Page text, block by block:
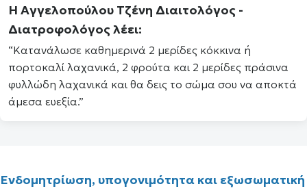
Η Αγγελοπούλου Τζένη Διαιτολόγος -
Διατροφολόγος λέει:
“Κατανάλωσε καθημερινά 2 μερίδες κόκκινα ή
πορτοκαλί λαχανικά, 2 φρούτα και 2 μερίδες πράσινα
φυλλώδη λαχανικά και θα δεις το σώμα σου να αποκτά
άμεσα ευεξία.”
Ενδομητρίωση, υπογονιμότητα και εξωσωματική